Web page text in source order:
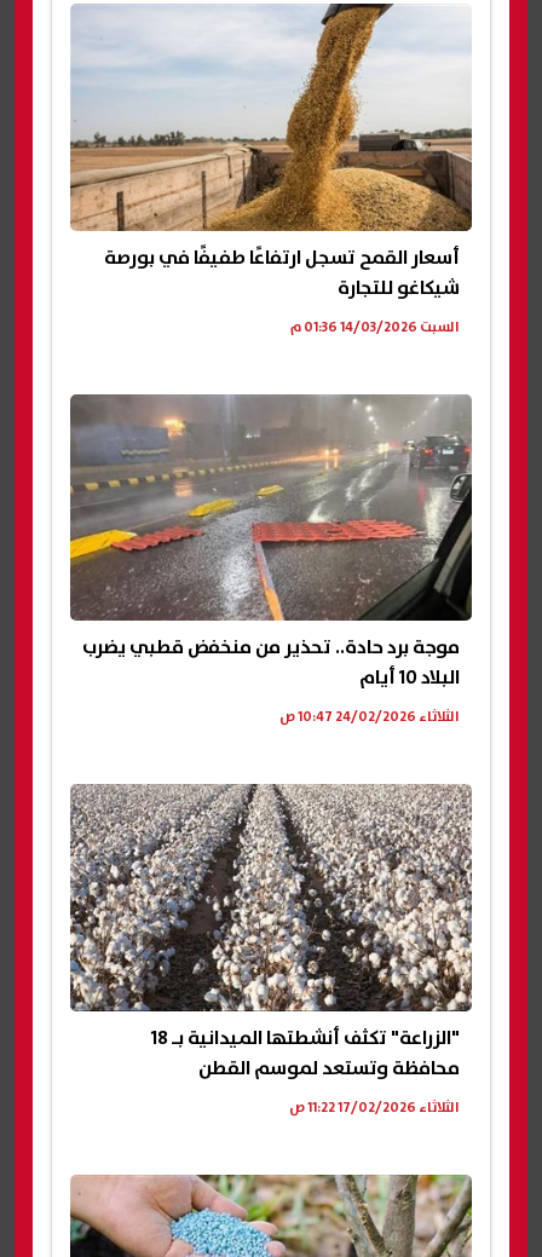
أسعار القمح تسجل ارتفاعًا طفيفًا في بورصة
شيكاغو للتجارة
السبت 14/03/2026 01:36 م
موجة برد حادة.. تحذير من منخفض قطبي يضرب
البلاد 10 أيام
الثلاثاء 24/02/2026 10:47 ص
"الزراعة" تكثف أنشطتها الميدانية بـ 18
محافظة وتستعد لموسم القطن
الثلاثاء 17/02/2026 11:22 ص